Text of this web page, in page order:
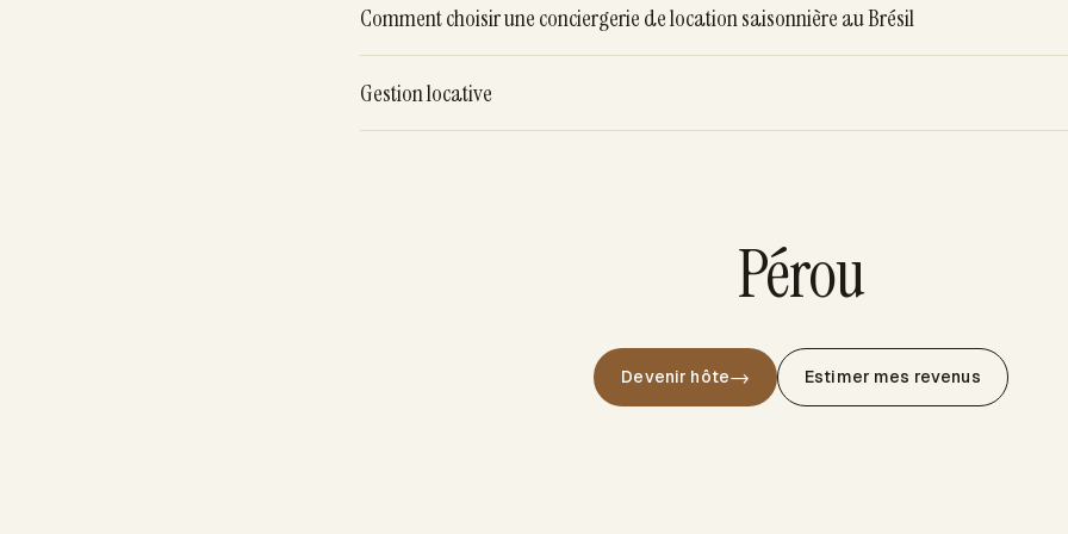
Comment choisir une conciergerie de location saisonnière au Brésil
Gestion locative
Pérou
Devenir hôte→ Estimer mes revenus